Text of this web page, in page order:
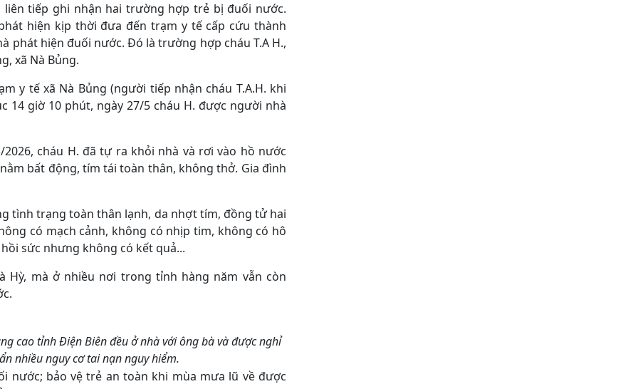
liên tiếp ghi nhận hai trường hợp trẻ bị đuối nước.
hiện kịp thời đưa đến trạm y tế cấp cứu thành
phát hiện đuối nước. Đó là trường hợp cháu T.A H.,
xã Nà Bủng.
y tế xã Nà Bủng (người tiếp nhận cháu T.A.H. khi
14 giờ 10 phút, ngày 27/5 cháu H. được người nhà
cháu H. đã tự ra khỏi nhà và rơi vào hồ nước
bất động, tím tái toàn thân, không thở. Gia đình
tình trạng toàn thân lạnh, da nhợt tím, đồng tử hai
có mạch cảnh, không có nhịp tim, không có hô
sức nhưng không có kết quả...
Hỳ, mà ở nhiều nơi trong tỉnh hàng năm vẫn còn
cao tỉnh Điện Biên đều ở nhà với ông bà và được nghỉ
nhiều nguy cơ tai nạn nguy hiểm.
nước; bảo vệ trẻ an toàn khi mùa mưa lũ về được